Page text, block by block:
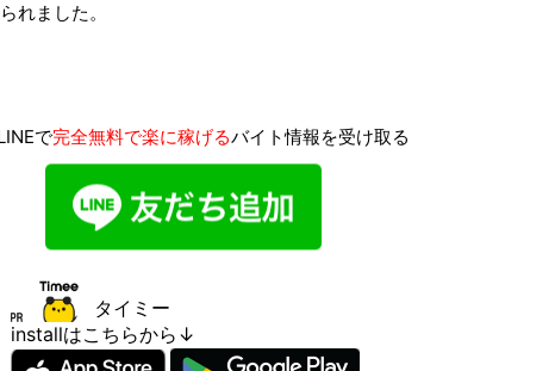
れました。
で完全無料で楽に稼げるバイト情報を受け取る
タイミー
installはこちらから↓